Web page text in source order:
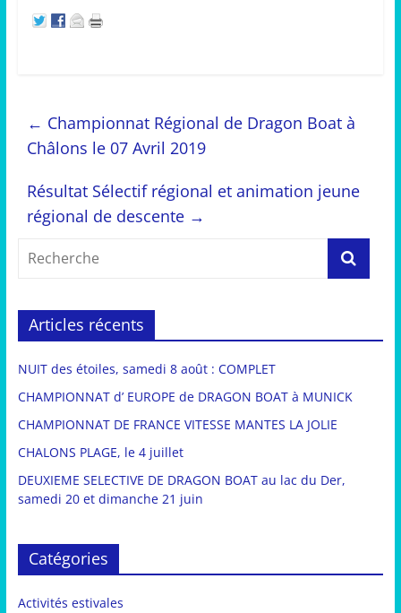
← Championnat Régional de Dragon Boat à
Châlons le 07 Avril 2019
Résultat Sélectif régional et animation jeune
régional de descente →
Articles récents
NUIT des étoiles, samedi 8 août : COMPLET
CHAMPIONNAT d’ EUROPE de DRAGON BOAT à MUNICK
CHAMPIONNAT DE FRANCE VITESSE MANTES LA JOLIE
CHALONS PLAGE, le 4 juillet
DEUXIEME SELECTIVE DE DRAGON BOAT au lac du Der,
samedi 20 et dimanche 21 juin
Catégories
Activités estivales